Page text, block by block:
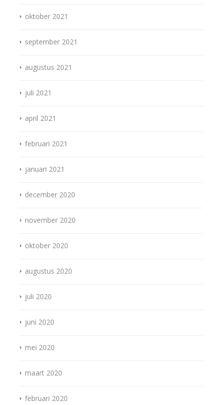
oktober 2021
september 2021
augustus 2021
juli 2021
april 2021
februari 2021
januari 2021
december 2020
november 2020
oktober 2020
augustus 2020
juli 2020
juni 2020
mei 2020
maart 2020
februari 2020